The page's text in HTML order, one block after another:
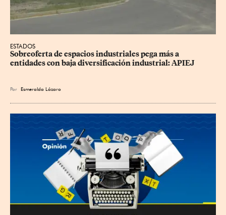
ESTADOS
Sobreoferta de espacios industriales pega más a
entidades con baja diversificación industrial: APIEJ
Por Esmeralda Lázaro